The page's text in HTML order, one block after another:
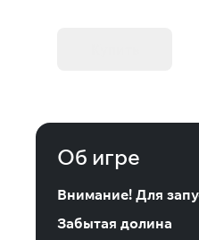
Об игре
Внимание! Для
Забытая долина